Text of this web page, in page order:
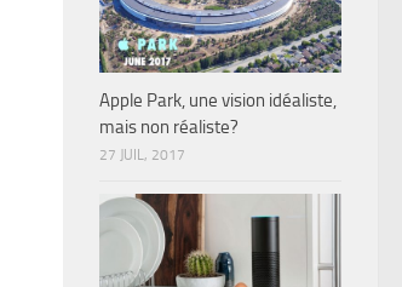
Apple Park, une vision idéaliste,
mais non réaliste?
27 JUIL, 2017